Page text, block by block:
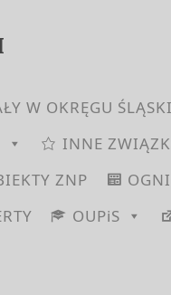
W OKRĘGU
INNE
ZNP
OUPiS